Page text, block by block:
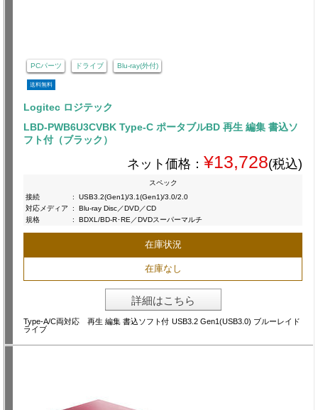
PCパーツ ドライブ Blu-ray(外付)
送料無料
Logitec ロジテック
LBD-PWB6U3CVBK Type-C ポータブルBD 再生 編集 書込ソ
フト付（ブラック）
ネット価格： ¥13,728(税込)
スペック
接続
:
USB3.2(Gen1)/3.1(Gen1)/3.0/2.0
対応メディア
:
Blu-ray Disc／DVD／CD
規格
: BDXL/BD-R･RE／DVDスーパーマルチ
在庫状況
在庫なし
詳細はこちら
Type-A/C両対応 再生 編集 書込ソフト付 USB3.2 Gen1(USB3.0) ブルーレイド
ライブ